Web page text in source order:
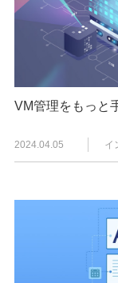
VM管理をもっと
2024.04.05 イ